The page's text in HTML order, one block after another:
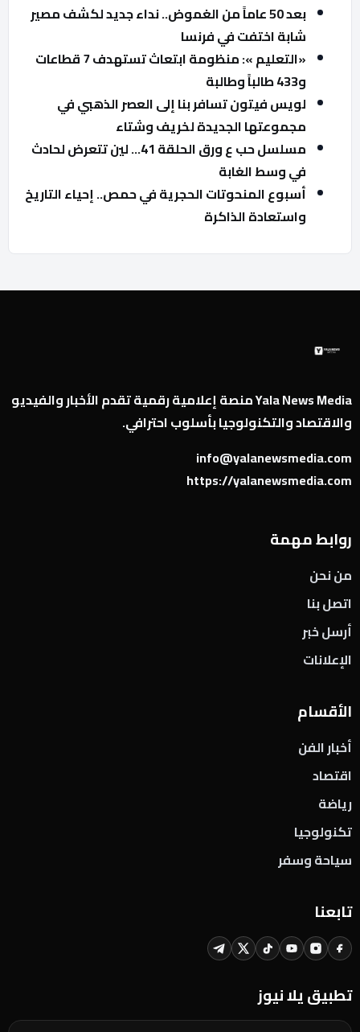
بعد 50 عاماً من الغموض.. نداء جديد لكشف مصير
شابة اختفت في فرنسا
«التعليم »: منظومة ابتعاث تستهدف 7 قطاعات
و433 طالباً وطالبة
لويس فيتون تسافر بنا إلى العصر الذهبي في
مجموعتها الجديدة لخريف وشتاء
مسلسل حب ع ورق الحلقة 41… لين تتعرض لحادث
في وسط الغابة
أسبوع المنحوتات الحجرية في حمص.. إحياء التاريخ
واستعادة الذاكرة
Yala News Media منصة إعلامية رقمية تقدم الأخبار والفيديو
والاقتصاد والتكنولوجيا بأسلوب احترافي.
info@yalanewsmedia.com
https://yalanewsmedia.com
روابط مهمة
من نحن
اتصل بنا
أرسل خبر
الإعلانات
الأقسام
أخبار الفن
اقتصاد
رياضة
تكنولوجيا
سياحة وسفر
تابعنا
تطبيق يلا نيوز